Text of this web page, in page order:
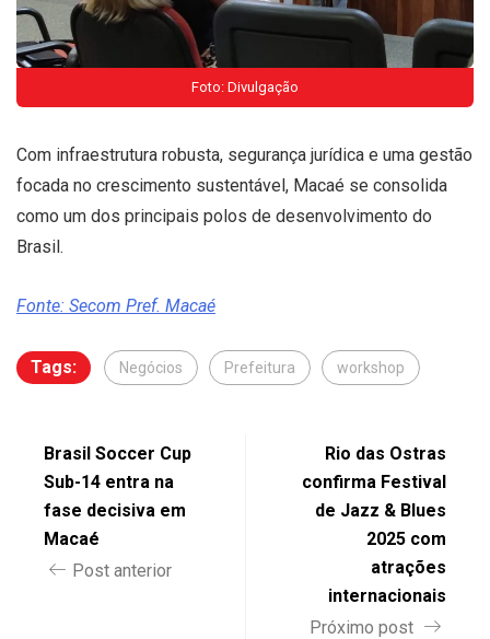
Foto: Divulgação
Com infraestrutura robusta, segurança jurídica e uma gestão
focada no crescimento sustentável, Macaé se consolida
como um dos principais polos de desenvolvimento do
Brasil.
Fonte: Secom Pref. Macaé
Tags: Negócios Prefeitura workshop
Brasil Soccer Cup
Sub-14 entra na
fase decisiva em
Macaé
Post anterior
Rio das Ostras
confirma Festival
de Jazz & Blues
2025 com
atrações
internacionais
Próximo post